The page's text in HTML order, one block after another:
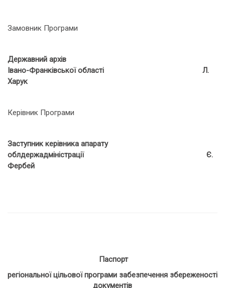
Замовник Програми
Державний архів
Івано-Франківської області Л.
Харук
Керівник Програми
Заступник керівника апарату
облдержадміністрації Є.
Фербей
Паспорт
регіональної цільової програми забезпечення збереженості
документів